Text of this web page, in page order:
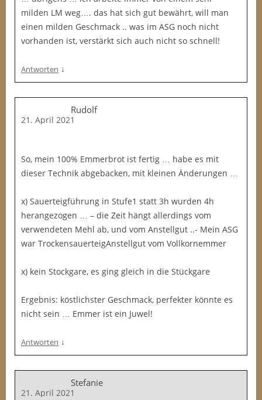
milden LM weg…. das hat sich gut bewährt, will man
einen milden Geschmack .. was im ASG noch nicht
vorhanden ist, verstärkt sich auch nicht so schnell!
Antworten ↓
Rudolf
21. April 2021
So, mein 100% Emmerbrot ist fertig … habe es mit
dieser Technik abgebacken, mit kleinen Änderungen …
x) Sauerteigführung in Stufe1 statt 3h wurden 4h
herangezogen … – die Zeit hängt allerdings vom
verwendeten Mehl ab, und vom Anstellgut ..- Mein ASG
war TrockensauerteigAnstellgut vom Vollkornemmer
x) kein Stockgare, es ging gleich in die Stückgare
Ergebnis: köstlichster Geschmack, perfekter könnte es
nicht sein … Emmer ist ein Juwel!
Antworten ↓
Stefanie
21. April 2021